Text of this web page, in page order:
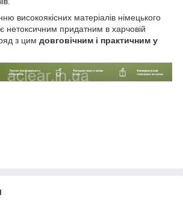
високоякісних матеріалів німецького
нетоксичним придатним в харчовій
з цим довговічним і практичним у